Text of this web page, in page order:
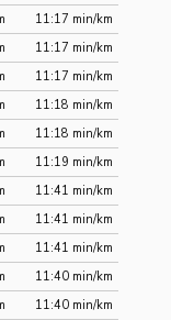
11:17 min/km
11:17 min/km
11:17 min/km
11:18 min/km
11:18 min/km
11:19 min/km
11:41 min/km
11:41 min/km
11:41 min/km
11:40 min/km
11:40 min/km